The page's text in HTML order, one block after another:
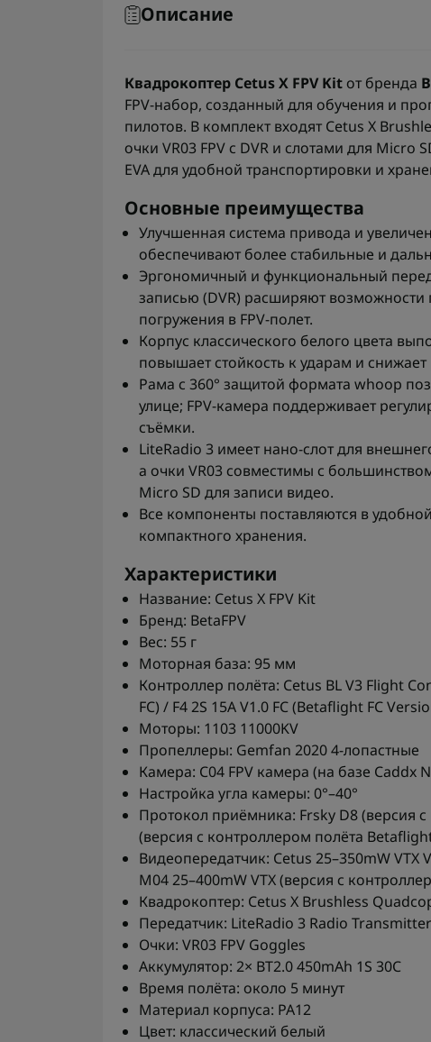
Описание
Квадрокоптер Cetus X FPV Kitот бренда
FPV-набор, созданный для обучения и
пилотов. В комплект входят Cetus X
очки VR03 FPV с DVR и слотами для Micro
EVA для удобной транспортировки и
Основные преимущества
Улучшенная система привода и
обеспечивают более стабильные и
Эргономичный и функциональный
записью (DVR) расширяют
погружения в FPV-полет.
Корпус классического белого цвета
повышает стойкость к ударам и
Рама с 360° защитой формата whoop
улице; FPV-камера поддерживает
съёмки.
LiteRadio 3 имеет нано-слот для
а очки VR03 совместимы с
Micro SD для записи видео.
Все компоненты поставляются в
компактного хранения.
Характеристики
Название: Cetus X FPV Kit
Бренд: BetaFPV
Вес: 55 г
Моторная база: 95 мм
Контроллер полёта: Cetus BL V3 Flight
FC) / F4 2S 15A V1.0 FC (Betaflight FC
Моторы: 1103 11000KV
Пропеллеры: Gemfan 2020 4-лопастные
Камера: C04 FPV камера (на базе Caddx
Настройка угла камеры: 0°–40°
Протокол приёмника: Frsky D8 (версия с
(версия с контроллером полёта
Видеопередатчик: Cetus 25–350mW VTX
M04 25–400mW VTX (версия с
Квадрокоптер: Cetus X Brushless
Передатчик: LiteRadio 3 Radio Transmitter
Очки: VR03 FPV Goggles
Аккумулятор: 2× BT2.0 450mAh 1S 30C
Время полёта: около 5 минут
Материал корпуса: PA12
Цвет: классический белый